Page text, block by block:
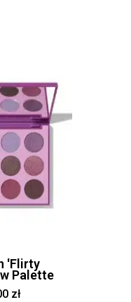
'Flirty
Palette
złAktualna